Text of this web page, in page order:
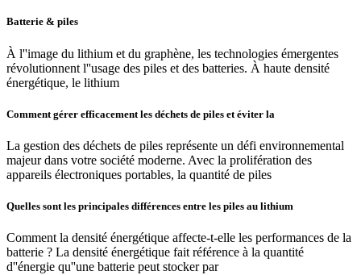
Batterie & piles
À l''image du lithium et du graphène, les technologies émergentes
révolutionnent l''usage des piles et des batteries. À haute densité
énergétique, le lithium
Comment gérer efficacement les déchets de piles et éviter la
La gestion des déchets de piles représente un défi environnemental
majeur dans votre société moderne. Avec la prolifération des
appareils électroniques portables, la quantité de piles
Quelles sont les principales différences entre les piles au lithium
Comment la densité énergétique affecte-t-elle les performances de la
batterie ? La densité énergétique fait référence à la quantité
d''énergie qu''une batterie peut stocker par